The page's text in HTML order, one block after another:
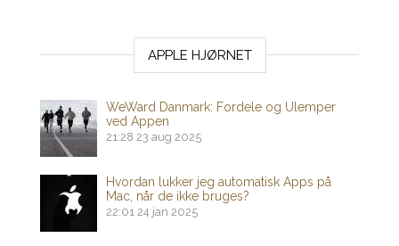
APPLE HJØRNET
WeWard Danmark: Fordele og Ulemper
ved Appen
21:28 23 aug 2025
Hvordan lukker jeg automatisk Apps på
Mac, når de ikke bruges?
22:01 24 jan 2025